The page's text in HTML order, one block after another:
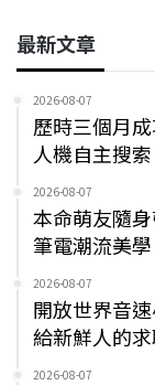
最新文章
2026-08-07
歷時三個月
人機自主搜索
2026-08-07
本命萌友隨
筆電潮流美學
2026-08-07
開放世界音
給新鮮人的
2026-08-07